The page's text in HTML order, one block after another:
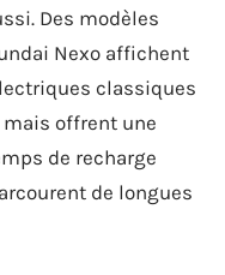
Des modèles
Nexo affichent
classiques
mais offrent une
de recharge
de longues